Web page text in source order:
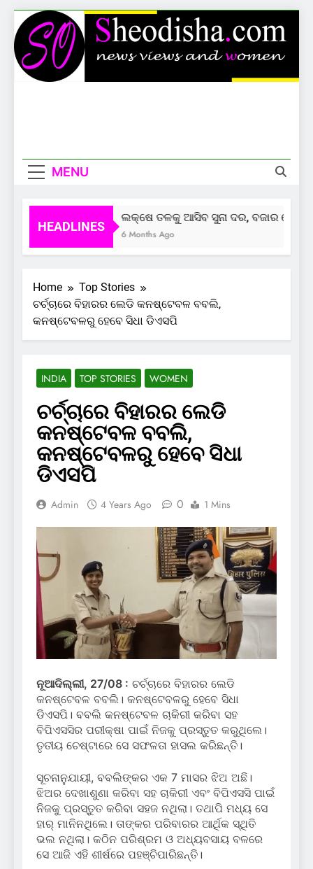
Skip
to
content
MENU
HEADLINES
ଲକ୍ଷେ ତଳକୁ ଆସିବ ସୁନା ଦର, ବଜାର ଦେଲାଣି
6 Months Ago
Home
Top Stories
ଚର୍ଚ୍ଚାରେ ବିହାରର ଲେଡି କନଷ୍ଟେବଳ ବବଲି,
କନଷ୍ଟେବଳରୁ ହେବେ ସିଧା ଡିଏସପି
INDIA TOP STORIES WOMEN
ଚର୍ଚ୍ଚାରେ ବିହାରର ଲେଡି
କନଷ୍ଟେବଳ ବବଲି,
କନଷ୍ଟେବଳରୁ ହେବେ ସିଧା
ଡିଏସପି
Admin 4 Years Ago 0 1 Mins
ନୂଆଦିଲ୍ଲୀ, 27/08 : ଚର୍ଚ୍ଚାରେ ବିହାରର ଲେଡି
କନଷ୍ଟେବଳ ବବଲି। କନଷ୍ଟେବଳରୁ ହେବେ ସିଧା
ଡିଏସପି। ବବଲି କନଷ୍ଟେବଳ ଚାକିରୀ କରିବା ସହ
ବିପିଏସସିର ପରୀକ୍ଷା ପାଇଁ ନିଜକୁ ପ୍ରସ୍ତୁତ କରୁଥିଲେ।
ତୃତୀୟ ଚେଷ୍ଟାରେ ସେ ସଫଳତା ହାସଲ କରିଛନ୍ତି।
ସୂଚନାନୁଯାୟୀ, ବବଲିଙ୍କର ଏକ 7 ମାସର ଝିଅ ଅଛି।
ଝିଅର ଦେଖାଶୁଣା କରିବା ସହ ଚାକିରୀ ଏବଂ ବିପିଏସସି ପାଇଁ
ନିଜକୁ ପ୍ରସ୍ତୁତ କରିବା ସହଜ ନଥିଲା। ତଥାପି ମଧ୍ୟ ସେ
ହାର୍ ମାନିନଥିଲେ। ତାଙ୍କର ପରିବାରର ଆର୍ଥିକ ସ୍ଥିତି
ଭଲ ନଥିଲା। କଠିନ ପରିଶ୍ରମ ଓ ଅଧ୍ୟବସାୟ ବଳରେ
ସେ ଆଜି ଏହି ଶୀର୍ଷରେ ପହଞ୍ଚିପାରିଛନ୍ତି।